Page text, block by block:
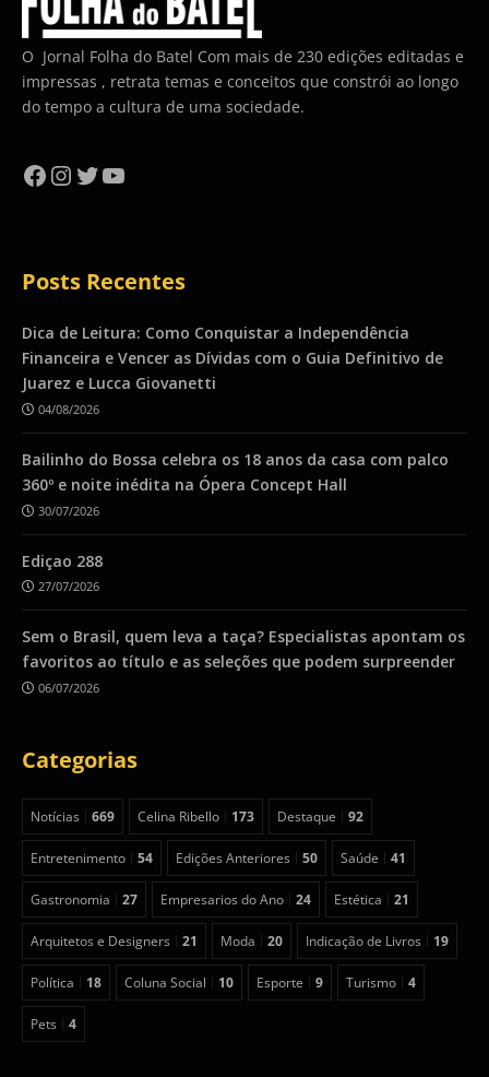
O Jornal Folha do Batel Com mais de 230 edições editadas e
impressas , retrata temas e conceitos que constrói ao longo
do tempo a cultura de uma sociedade.
Facebook
Instagram
Twitter
YouTube
Posts Recentes
Dica de Leitura: Como Conquistar a Independência
Financeira e Vencer as Dívidas com o Guia Definitivo de
Juarez e Lucca Giovanetti
04/08/2026
Bailinho do Bossa celebra os 18 anos da casa com palco
360º e noite inédita na Ópera Concept Hall
30/07/2026
Ediçao 288
27/07/2026
Sem o Brasil, quem leva a taça? Especialistas apontam os
favoritos ao título e as seleções que podem surpreender
06/07/2026
Categorias
Notícias 669 Celina Ribello 173 Destaque 92
Entretenimento 54 Edições Anteriores 50 Saúde 41
Gastronomia 27 Empresarios do Ano 24 Estética 21
Arquitetos e Designers 21 Moda 20 Indicação de Livros 19
Política 18 Coluna Social 10 Esporte 9 Turismo 4
Pets 4